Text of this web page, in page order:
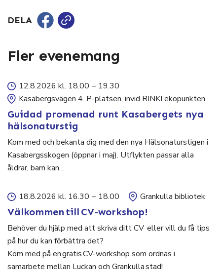
DELA
Fler evenemang
12.8.2026 kl. 18.00 – 19.30
Kasabergsvägen 4. P-platsen, invid RINKI ekopunkten
Guidad promenad runt Kasabergets nya
hälsonaturstig
Kom med och bekanta dig med den nya Hälsonaturstigen i
Kasabergsskogen (öppnar i maj). Utflykten passar alla
åldrar, barn kan…
18.8.2026 kl. 16.30 – 18.00 Grankulla bibliotek
Välkommen till CV-workshop!
Behöver du hjälp med att skriva ditt CV eller vill du få tips
på hur du kan förbättra det?
Kom med på en gratis CV-workshop som ordnas i
samarbete mellan Luckan och Grankulla stad!